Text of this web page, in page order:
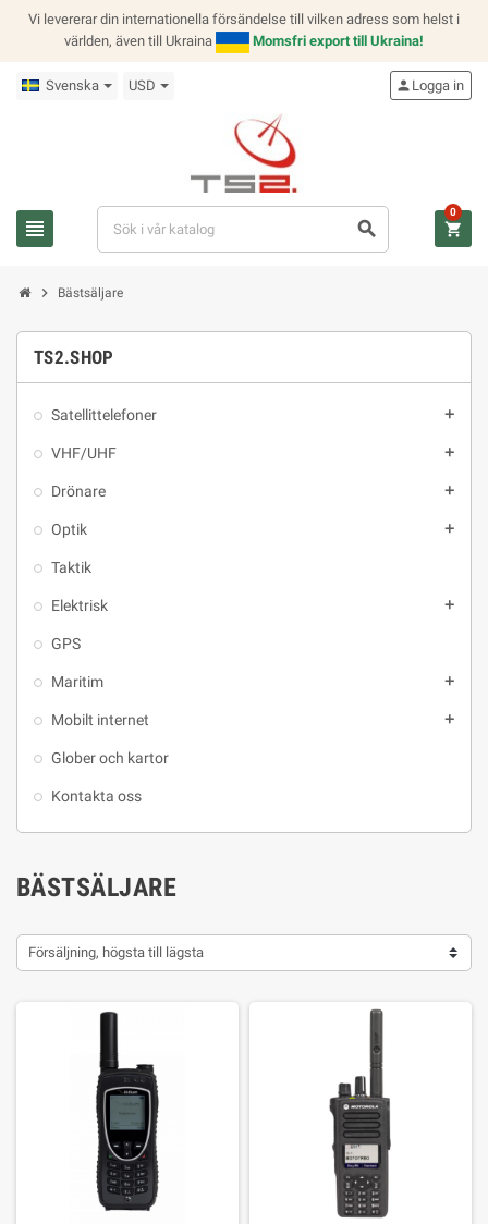
Vi levererar din internationella försändelse till vilken adress som helst i
världen, även till Ukraina
Momsfri export till Ukraina!
Svenska USD
view_headline search
person Logga in
shopping_cart
0
chevron_right Bästsäljare
TS2.SHOP
Satellittelefoner add
VHF/UHF add
Drönare add
Optik add
Taktik
Elektrisk add
GPS
Maritim add
Mobilt internet add
Glober och kartor
Kontakta oss
BÄSTSÄLJARE
Försäljning, högsta till lägsta